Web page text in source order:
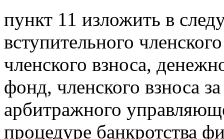
пункт 11 изложить в
вступительного
членского взноса,
фонд, членского взноса
арбитражного
процедуре банкротства